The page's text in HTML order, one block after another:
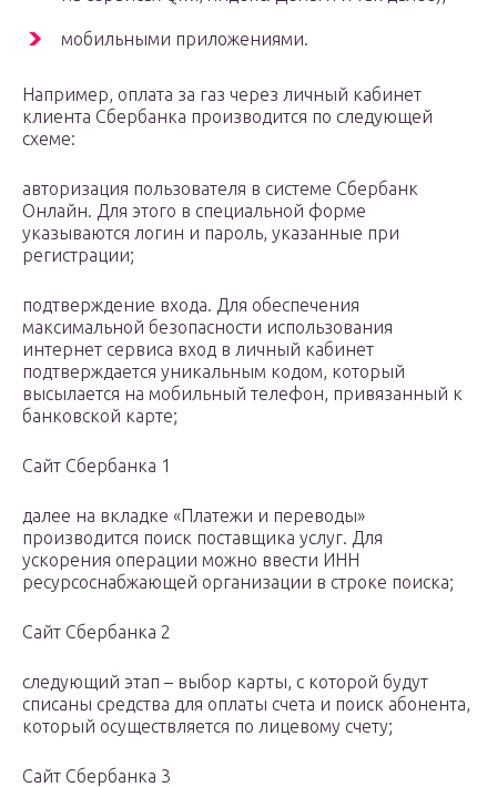
мобильными приложениями.
Например, оплата за газ через личный кабинет
клиента Сбербанка производится по следующей
схеме:
авторизация пользователя в системе Сбербанк
Онлайн. Для этого в специальной форме
указываются логин и пароль, указанные при
регистрации;
подтверждение входа. Для обеспечения
максимальной безопасности использования
интернет сервиса вход в личный кабинет
подтверждается уникальным кодом, который
высылается на мобильный телефон, привязанный к
банковской карте;
Сайт Сбербанка 1
далее на вкладке «Платежи и переводы»
производится поиск поставщика услуг. Для
ускорения операции можно ввести ИНН
ресурсоснабжающей организации в строке поиска;
Сайт Сбербанка 2
следующий этап – выбор карты, с которой будут
списаны средства для оплаты счета и поиск абонента,
который осуществляется по лицевому счету;
Сайт Сбербанка 3